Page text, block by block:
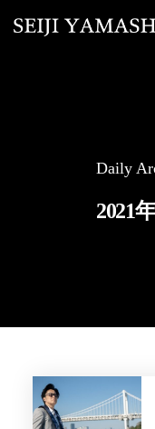
Daily
2021